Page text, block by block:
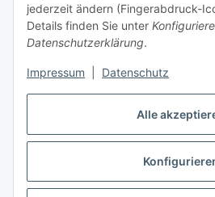
Alle
jederzeit ändern (Fingerabdruck-
Details finden Sie unter
Datenschutzerklärung.
Impressum Datenschutz
Bitte senden Sie mir
Datenschutzerklärung
regelmäßig
Informationen zu Ihrem
Newsletter Abonnieren
Vertrag
* Alle Preise inkl. gesetzlicher USt., zzgl.